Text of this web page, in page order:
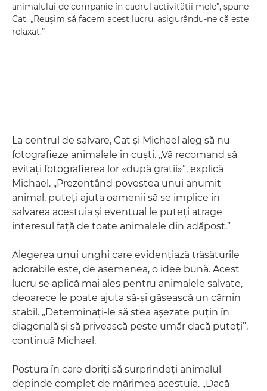
animalului de companie în cadrul activităţii mele”, spune
Cat. „Reuşim să facem acest lucru, asigurându-ne că este
relaxat.”
La centrul de salvare, Cat şi Michael aleg să nu
fotografieze animalele în cuşti. „Vă recomand să
evitaţi fotografierea lor «după gratii»”, explică
Michael. „Prezentând povestea unui anumit
animal, puteţi ajuta oamenii să se implice în
salvarea acestuia şi eventual le puteţi atrage
interesul faţă de toate animalele din adăpost.”
Alegerea unui unghi care evidenţiază trăsăturile
adorabile este, de asemenea, o idee bună. Acest
lucru se aplică mai ales pentru animalele salvate,
deoarece le poate ajuta să-şi găsească un cămin
stabil. „Determinaţi-le să stea aşezate puţin în
diagonală şi să privească peste umăr dacă puteţi”,
continuă Michael.
Postura în care doriţi să surprindeţi animalul
depinde complet de mărimea acestuia. „Dacă